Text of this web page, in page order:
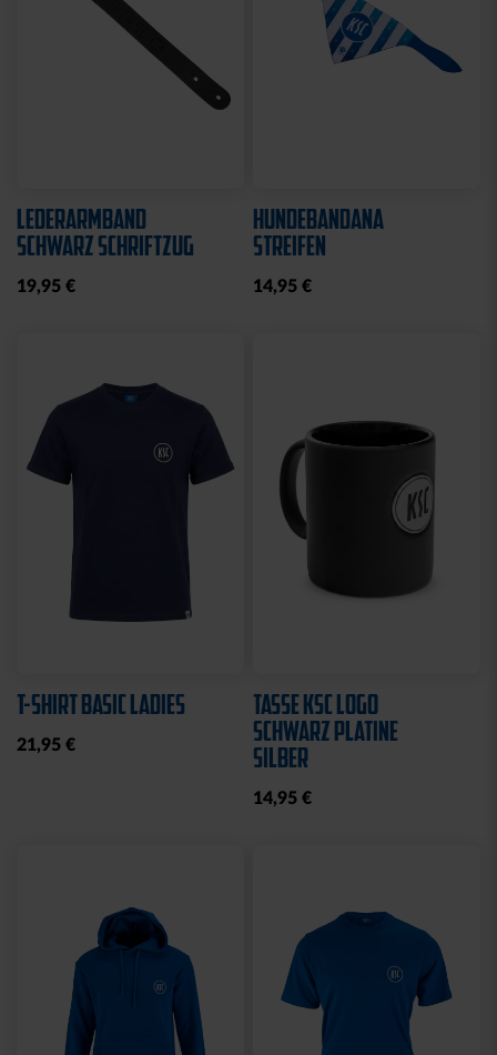
LEDERARMBAND
SCHWARZ SCHRIFTZUG
19,95 €
HUNDEBANDANA
STREIFEN
14,95 €
T-SHIRT BASIC LADIES
21,95 €
TASSE KSC LOGO
SCHWARZ PLATINE
SILBER
14,95 €